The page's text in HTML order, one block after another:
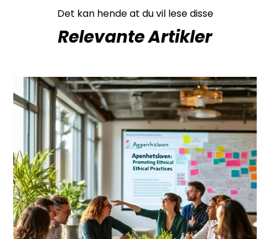
Det kan hende at du vil lese disse
Relevante Artikler